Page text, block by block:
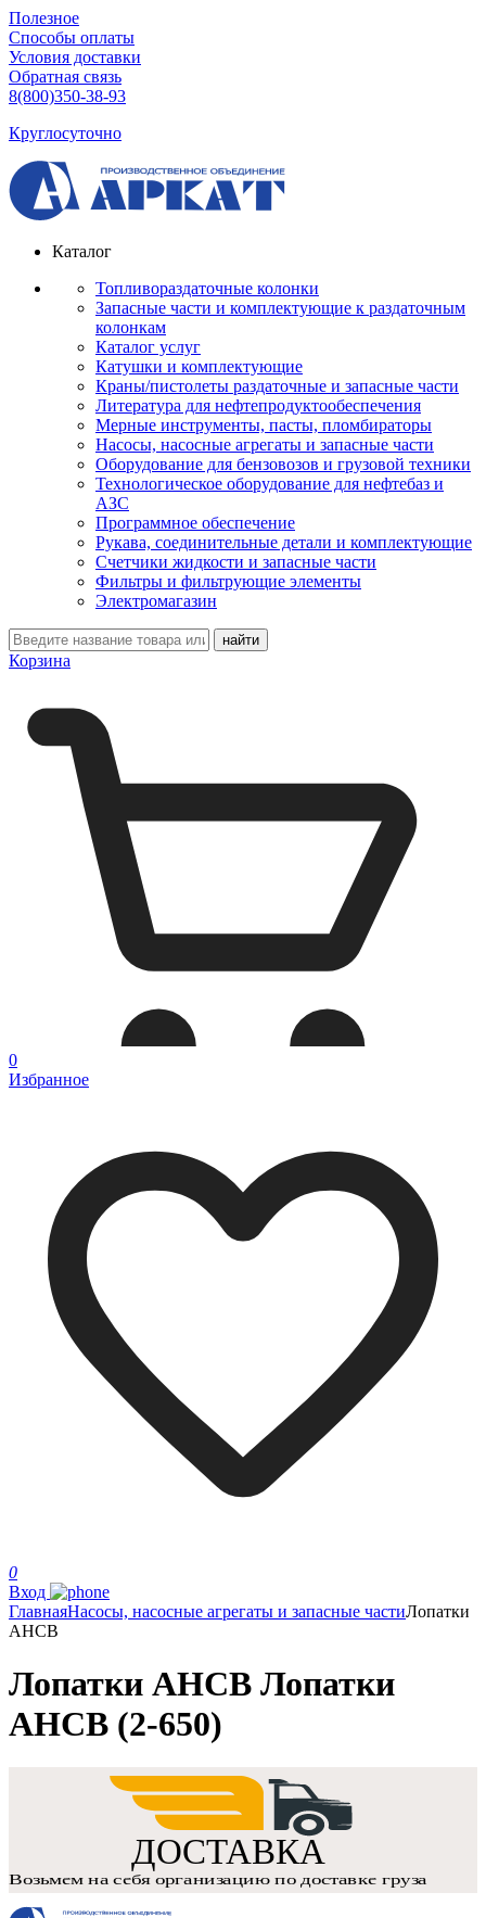
Полезное
Способы оплаты
Условия доставки
Обратная связь
8(800)350-38-93
Круглосуточно
Каталог
Топливораздаточные колонки
Запасные части и комплектующие к раздаточным
колонкам
Каталог услуг
Катушки и комплектующие
Краны/пистолеты раздаточные и запасные части
Литература для нефтепродуктообеспечения
Мерные инструменты, пасты, пломбираторы
Насосы, насосные агрегаты и запасные части
Оборудование для бензовозов и грузовой техники
Технологическое оборудование для нефтебаз и
АЗС
Программное обеспечение
Рукава, соединительные детали и комплектующие
Счетчики жидкости и запасные части
Фильтры и фильтрующие элементы
Электромагазин
Корзина
0
Избранное
0
Вход
ГлавнаяНасосы, насосные агрегаты и запасные частиЛопатки
АНСВ
Лопатки АНСВ Лопатки
АНСВ (2-650)